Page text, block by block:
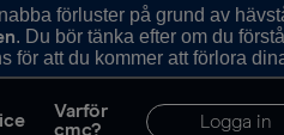
förluster på grund av
. Du bör tänka efter om du
för att du kommer att förlora
Varför
cmc?
Logga in